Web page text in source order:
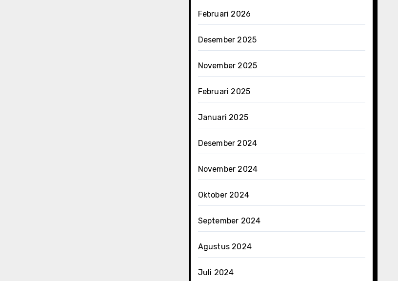
Februari 2026
Desember 2025
November 2025
Februari 2025
Januari 2025
Desember 2024
November 2024
Oktober 2024
September 2024
Agustus 2024
Juli 2024